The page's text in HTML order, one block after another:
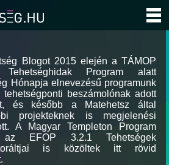
Blogot 2015 elején a TÁMOP
Tehetséghidak Program alatt
Hónapja elnevezésű programunk
beszámolónak adott
és később a Matehetsz által
projekteknek is megjelenési
A Magyar Templeton Program
az EFOP 3.2.1 Tehetségek
is közöltek itt rövid